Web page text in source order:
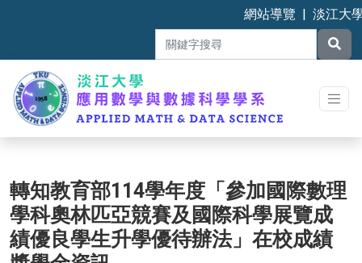
網站導覽 | 淡江大
轉知教育部114學年度「參加國際數理
學科奧林匹亞競賽及國際科學展覽成
績優良學生升學優待辦法」在校成績